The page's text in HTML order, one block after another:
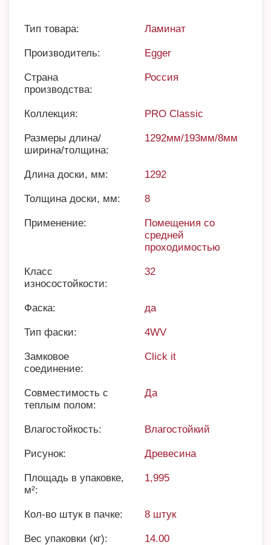
Тип товара: Ламинат
Производитель: Egger
Страна
производства:
Россия
Коллекция: PRO Classic
Размеры длина/
ширина/толщина:
1292мм/193мм/8мм
Длина доски, мм: 1292
Толщина доски, мм: 8
Применение:
Помещения со
средней
проходимостью
Класс
износостойкости:
32
Фаска: да
Тип фаски: 4WV
Замковое
соединение:
Click it
Совместимость с
теплым полом:
Да
Влагостойкость: Влагостойкий
Рисунок: Древесина
Площадь в упаковке,
м²:
1,995
Кол-во штук в пачке: 8 штук
Вес упаковки (кг): 14.00